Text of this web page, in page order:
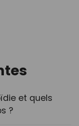
et quels
?